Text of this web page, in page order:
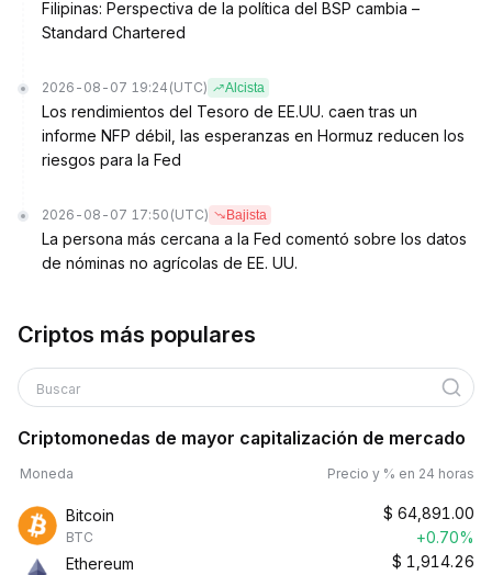
Filipinas: Perspectiva de la política del BSP cambia –
Standard Chartered
2026-08-07 19:24 (UTC) Alcista
Los rendimientos del Tesoro de EE.UU. caen tras un
informe NFP débil, las esperanzas en Hormuz reducen los
riesgos para la Fed
2026-08-07 17:50 (UTC) Bajista
La persona más cercana a la Fed comentó sobre los datos
de nóminas no agrícolas de EE. UU.
Criptos más populares
Buscar
Criptomonedas de mayor capitalización de mercado
Moneda Precio y % en 24 horas
Bitcoin
BTC
$ 64,891.00
+0.70%
Ethereum
$ 1,914.26